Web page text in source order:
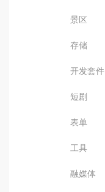
景区
存储
开发套件
短剧
表单
工具
融媒体